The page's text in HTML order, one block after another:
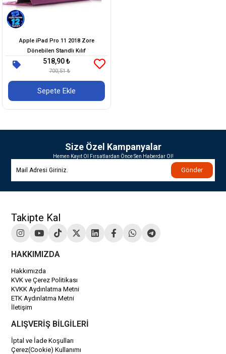
Apple iPad Pro 11 2018 Zore
Dönebilen Standlı Kılıf
518,90 ₺
700,51 ₺
Sepete Ekle
Size Özel Kampanyalar
Hemen Kayıt Ol Fırsatlardan Önce Sen Haberdar Ol!
Gönder
Takipte Kal
HAKKIMIZDA
Hakkımızda
KVK ve Çerez Politikası
KVKK Aydınlatma Metni
ETK Aydınlatma Metni
İletişim
ALIŞVERİŞ BİLGİLERİ
İptal ve İade Koşulları
Çerez(Cookie) Kullanımı